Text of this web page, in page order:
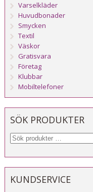
Varselkläder
Huvudbonader
Smycken
Textil
Väskor
Gratisvara
Företag
Klubbar
Mobiltelefoner
SÖK PRODUKTER
KUNDSERVICE